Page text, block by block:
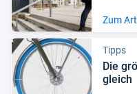
Zum
Tipps
Die
gleich